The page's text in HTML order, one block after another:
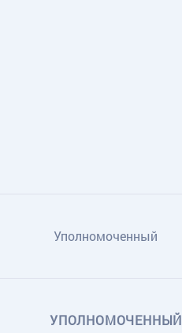
Уполномоченный
УПОЛНОМОЧЕННЫЙ